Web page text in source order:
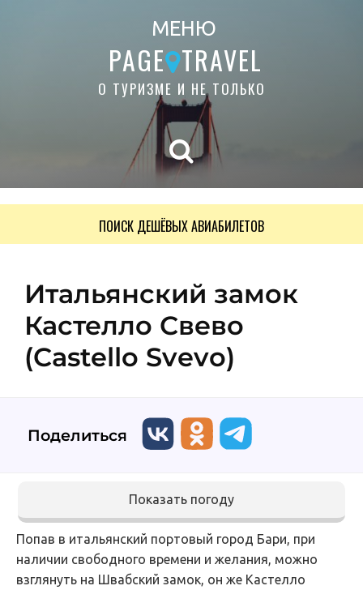
МЕНЮ
PAGE TRAVEL
О ТУРИЗМЕ И НЕ ТОЛЬКО
ПОИСК ДЕШЁВЫХ АВИАБИЛЕТОВ
Итальянский замок
Кастелло Свево
(Castello Svevo)
Поделиться
Показать погоду
Попав в итальянский портовый город Бари, при
наличии свободного времени и желания, можно
взглянуть на Швабский замок, он же Кастелло